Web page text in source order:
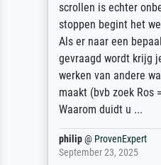
scrollen is echter
stoppen begint het
Als er naar een
gevraagd wordt krijg
werken van andere
maakt (bvb zoek Ros
Waarom duidt u ...
philip@ ProvenExpert
September 23, 2025